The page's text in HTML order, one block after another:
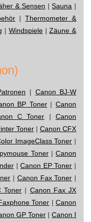
& Sensen |Sauna |
|Thermometer &
| Windspiele|Zäune &
| Canon BJ-W
BP Toner|Canon
C Toner |Canon
Toner| Canon CFX
ImageClass Toner |
Toner| Canon
|Canon EP Toner |
| Canon Fax Toner |
Toner | Canon Fax JX
Toner |Canon
GP Toner | Canon I